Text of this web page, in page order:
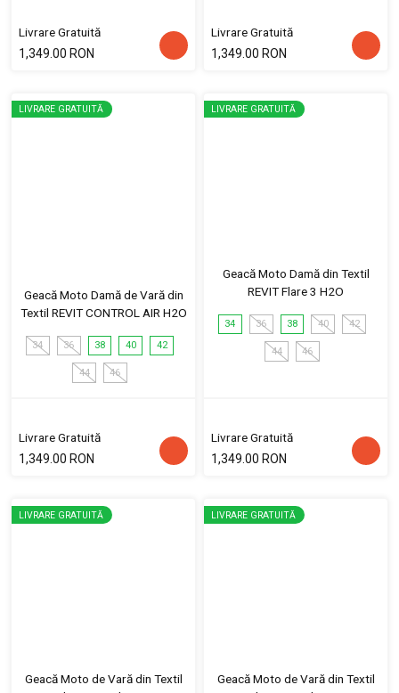
Livrare Gratuită
1,349.00 RON
Livrare Gratuită
1,349.00 RON
LIVRARE GRATUITĂ
Geacă Moto Damă de Vară din
Textil REVIT CONTROL AIR H2O
34 36 38 40 42
44 46
Livrare Gratuită
1,349.00 RON
LIVRARE GRATUITĂ
Geacă Moto Damă din Textil
REVIT Flare 3 H2O
34 36 38 40 42
44 46
Livrare Gratuită
1,349.00 RON
LIVRARE GRATUITĂ
Geacă Moto de Vară din Textil
LIVRARE GRATUITĂ
Geacă Moto de Vară din Textil